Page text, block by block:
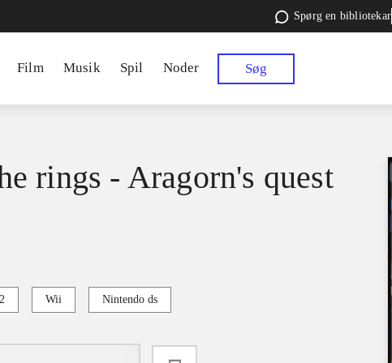
Spørg en bibliotekar
Film Musik Spil Noder Søg
rings - Aragorn's quest
Wii Nintendo ds